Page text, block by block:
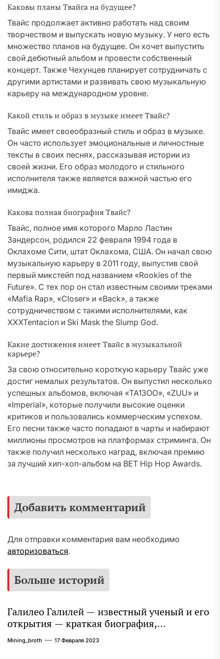
Каковы планы Твайса на будущее?
Твайс продолжает активно работать над своим
творчеством и выпускать новую музыку. У него есть
множество планов на будущее. Он хочет выпустить
свой дебютный альбом и провести собственный
концерт. Также Чехунцев планирует сотрудничать с
другими артистами и развивать свою музыкальную
карьеру на международном уровне.
Какой стиль и образ в музыке имеет Твайс?
Твайс имеет своеобразный стиль и образ в музыке.
Он часто использует эмоциональные и личностные
тексты в своих песнях, рассказывая истории из
своей жизни. Его образ молодого и стильного
исполнителя также является важной частью его
имиджа.
Какова полная биография Твайс?
Твайс, полное имя которого Марло Ластин
Зандерсон, родился 22 февраля 1994 года в
Оклахоме Сити, штат Оклахома, США. Он начал свою
музыкальную карьеру в 2011 году, выпустив свой
первый микстейп под названием «Rookies of the
Future». С тех пор он стал известным своими треками
«Mafia Rap», «Closer» и «Back», а также
сотрудничеством с такими исполнителями, как
XXXTentacion и Ski Mask the Slump God.
Какие достижения имеет Твайс в музыкальной
карьере?
За свою относительно короткую карьеру Твайс уже
достиг немалых результатов. Он выпустил несколько
успешных альбомов, включая «TA13OO», «ZUU» и
«Imperial», которые получили высокие оценки
критиков и пользовались коммерческим успехом.
Его песни также часто попадают в чарты и набирают
миллионы просмотров на платформах стриминга. Он
также получил несколько наград, включая премию
за лучший хип-хоп-альбом на BET Hip Hop Awards.
Добавить комментарий
Для отправки комментария вам необходимо
авторизоваться.
Больше историй
Галилео Галилей — известный ученый и его
открытия — краткая биография,
достижения и вклад в науку
Mining_broth 17 Февраля 2023